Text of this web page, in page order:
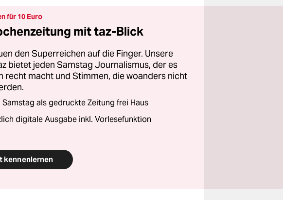
für 10 Euro
mit taz-Blick
den Superreichen auf die Finger. Unsere
bietet jeden Samstag Journalismus, der es
recht macht und Stimmen, die woanders nicht
als gedruckte Zeitung frei Haus
digitale Ausgabe inkl. Vorlesefunktion
kennenlernen